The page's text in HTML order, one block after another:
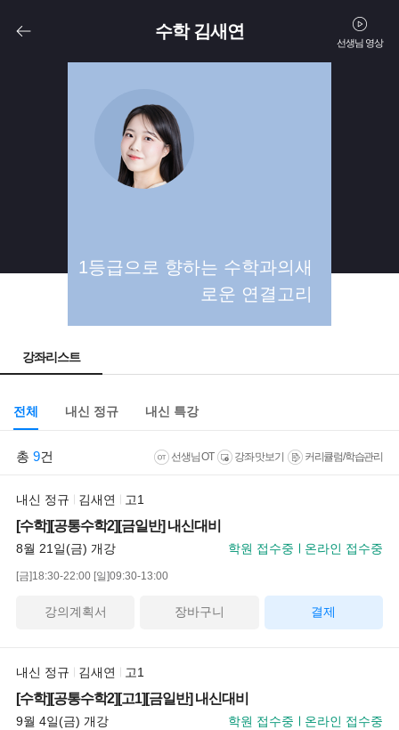
수학 김새연
선생님 영상
1등급으로 향하는 수학과의새
로운 연결고리
강좌리스트
전체 내신 정규 내신 특강
총 9건 선생님 OT 강좌 맛보기 커리큘럼/학습관리
내신 정규 김새연 고1
[수학][공통수학2][금일반] 내신대비
8월 21일(금) 개강 학원 접수중 온라인 접수중
[금]18:30-22:00 [일]09:30-13:00
강의계획서 장바구니 결제
내신 정규 김새연 고1
[수학][공통수학2][고1][금일반] 내신대비
9월 4일(금) 개강 학원 접수중 온라인 접수중